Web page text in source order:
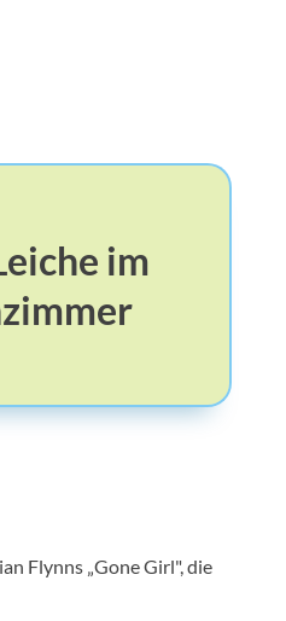
im
Flynns „Gone Girl", die